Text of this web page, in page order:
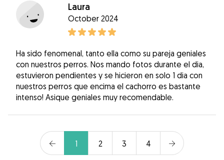
Laura
October 2024
Ha sido fenomenal, tanto ella como su pareja geniales
con nuestros perros. Nos mando fotos durante el dia,
estuvieron pendientes y se hicieron en solo 1 dia con
nuestros perros que encima el cachorro es bastante
intenso! Asique geniales muy recomendable.
1 2 3 4